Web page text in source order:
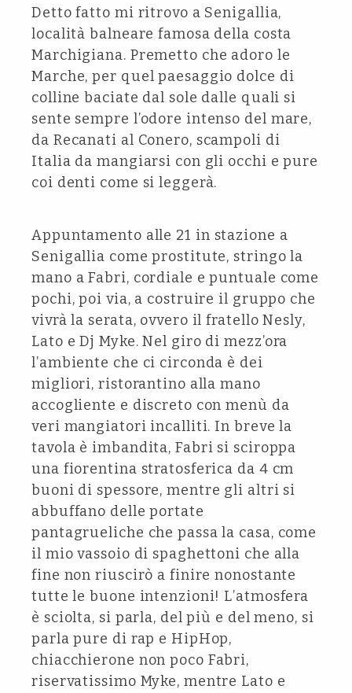
Detto fatto mi ritrovo a Senigallia,
località balneare famosa della costa
Marchigiana. Premetto che adoro le
Marche, per quel paesaggio dolce di
colline baciate dal sole dalle quali si
sente sempre l’odore intenso del mare,
da Recanati al Conero, scampoli di
Italia da mangiarsi con gli occhi e pure
coi denti come si leggerà.
Appuntamento alle 21 in stazione a
Senigallia come prostitute, stringo la
mano a Fabri, cordiale e puntuale come
pochi, poi via, a costruire il gruppo che
vivrà la serata, ovvero il fratello Nesly,
Lato e Dj Myke. Nel giro di mezz’ora
l’ambiente che ci circonda è dei
migliori, ristorantino alla mano
accogliente e discreto con menù da
veri mangiatori incalliti. In breve la
tavola è imbandita, Fabri si sciroppa
una fiorentina stratosferica da 4 cm
buoni di spessore, mentre gli altri si
abbuffano delle portate
pantagrueliche che passa la casa, come
il mio vassoio di spaghettoni che alla
fine non riuscirò a finire nonostante
tutte le buone intenzioni! L’atmosfera
è sciolta, si parla, del più e del meno, si
parla pure di rap e HipHop,
chiacchierone non poco Fabri,
riservatissimo Myke, mentre Lato e